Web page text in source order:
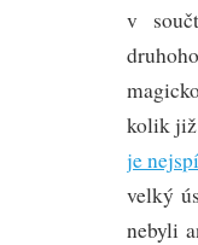
v
kolik již
je
velký
nebyli